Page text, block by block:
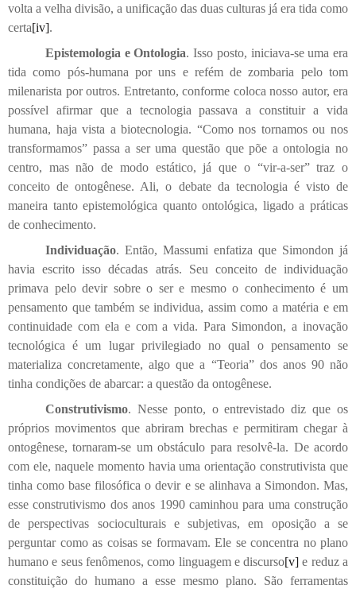
volta a velha divisão, a unificação das duas culturas já era tida como
certa[iv].
Epistemologia e Ontologia. Isso posto, iniciava-se uma era
tida como pós-humana por uns e refém de zombaria pelo tom
milenarista por outros. Entretanto, conforme coloca nosso autor, era
possível afirmar que a tecnologia passava a constituir a vida
humana, haja vista a biotecnologia. “Como nos tornamos ou nos
transformamos” passa a ser uma questão que põe a ontologia no
centro, mas não de modo estático, já que o “vir-a-ser” traz o
conceito de ontogênese. Ali, o debate da tecnologia é visto de
maneira tanto epistemológica quanto ontológica, ligado a práticas
de conhecimento.
Individuação. Então, Massumi enfatiza que Simondon já
havia escrito isso décadas atrás. Seu conceito de individuação
primava pelo devir sobre o ser e mesmo o conhecimento é um
pensamento que também se individua, assim como a matéria e em
continuidade com ela e com a vida. Para Simondon, a inovação
tecnológica é um lugar privilegiado no qual o pensamento se
materializa concretamente, algo que a “Teoria” dos anos 90 não
tinha condições de abarcar: a questão da ontogênese.
Construtivismo. Nesse ponto, o entrevistado diz que os
próprios movimentos que abriram brechas e permitiram chegar à
ontogênese, tornaram-se um obstáculo para resolvê-la. De acordo
com ele, naquele momento havia uma orientação construtivista que
tinha como base filosófica o devir e se alinhava a Simondon. Mas,
esse construtivismo dos anos 1990 caminhou para uma construção
de perspectivas socioculturais e subjetivas, em oposição a se
perguntar como as coisas se formavam. Ele se concentra no plano
humano e seus fenômenos, como linguagem e discurso[v] e reduz a
constituição do humano a esse mesmo plano. São ferramentas